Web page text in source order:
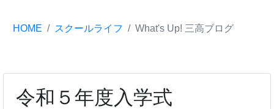
HOME スクールライフ What's Up! 三高ブログ
令和５年度入学式